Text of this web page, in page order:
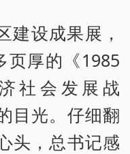
建设成果展，
页厚的《1985
社会发展战
目光。仔细翻
头，总书记感